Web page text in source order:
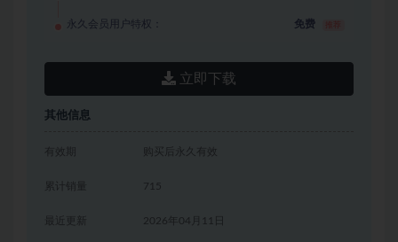
永久会员用户特权： 免费
立即下载
其他信息
有效期 购买后永久有效
累计销量 715
2026年04月11日